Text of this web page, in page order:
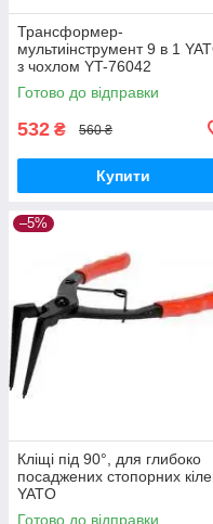
Трансформер-
мультиінструмент 9 в 1
з чохлом YT-76042
Готово до відправки
532 ₴ 560 ₴
Купити
–5%
Кліщі під 90°, для глибоко
посаджених стопорних
YATO
Готово до відправки